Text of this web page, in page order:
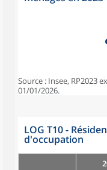
Source : Insee, RP2023
01/01/2026.
LOG T10 -
d'occupation